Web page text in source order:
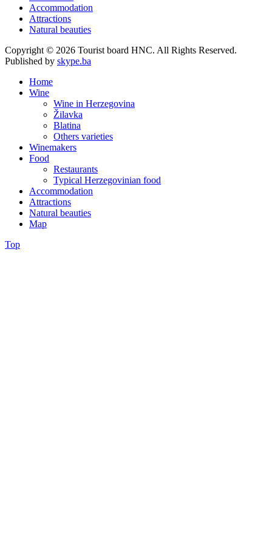
Accommodation
Attractions
Natural beauties
Copyright © 2026 Tourist board HNC. All Rights Reserved.
Published by skype.ba
Home
Wine
Wine in Herzegovina
Žilavka
Blatina
Others varieties
Winemakers
Food
Restaurants
Typical Herzegovinian food
Accommodation
Attractions
Natural beauties
Map
Top